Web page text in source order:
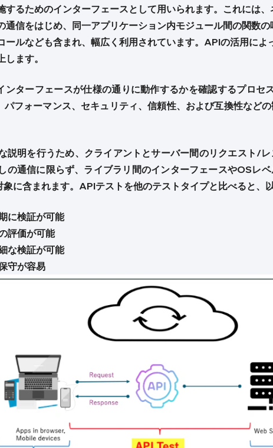
するためのインターフェースとして用いられます。これには
通信をはじめ、同一アプリケーション内モジュール間の関数
ールなども含まれ、幅広く利用されています。APIの活用によ
ます。
ターフェースが仕様の通りに動作するかを確認するプロセ
フォーマンス、セキュリティ、信頼性、および互換性など
説明を行うため、クライアントとサーバー間のリクエスト/
の通信に限らず、ライブラリ間のインターフェースやOSレ
に含まれます。APIテストを他のテストタイプと比べると、
に検証が可能
評価が可能
な検証が可能
守が容易